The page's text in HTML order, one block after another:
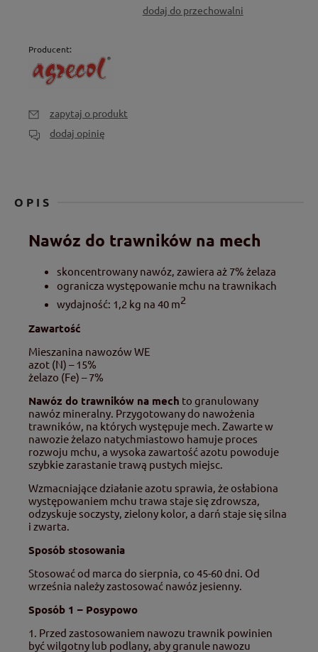
dodaj do przechowalni
Producent:
zapytaj o produkt
dodaj opinię
OPIS
Nawóz do trawników na mech
skoncentrowany nawóz, zawiera aż 7% żelaza
ogranicza występowanie mchu na trawnikach
wydajność: 1,2 kg na 40 m2
Zawartość
Mieszanina nawozów WE
azot (N) – 15%
żelazo (Fe) – 7%
Nawóz do trawników na mech to granulowany
nawóz mineralny. Przygotowany do nawożenia
trawników, na których występuje mech. Zawarte w
nawozie żelazo natychmiastowo hamuje proces
rozwoju mchu, a wysoka zawartość azotu powoduje
szybkie zarastanie trawą pustych miejsc.
Wzmacniające działanie azotu sprawia, że osłabiona
występowaniem mchu trawa staje się zdrowsza,
odzyskuje soczysty, zielony kolor, a darń staje się silna
i zwarta.
Sposób stosowania
Stosować od marca do sierpnia, co 45-60 dni. Od
września należy zastosować nawóz jesienny.
Sposób 1 – Posypowo
1. Przed zastosowaniem nawozu trawnik powinien
być wilgotny lub podlany, aby granule nawozu